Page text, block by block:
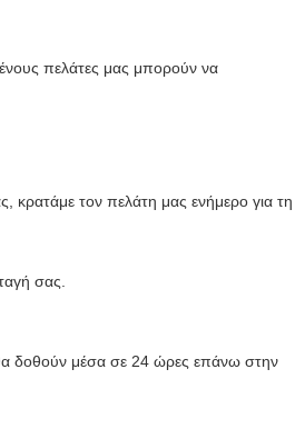
πελάτες μας μπορούν να
τον πελάτη μας ενήμερο για τη
σας.
δοθούν μέσα σε 24 ώρες επάνω στην